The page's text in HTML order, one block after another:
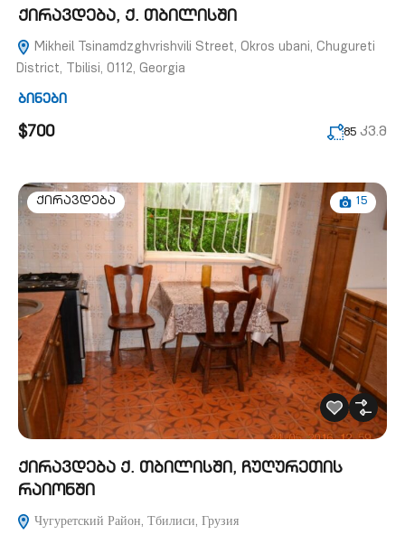
ქირავდება, ქ. თბილისში
Mikheil Tsinamdzghvrishvili Street, Okros ubani, Chugureti
District, Tbilisi, 0112, Georgia
ბინები
$700 85 კვ.მ
ქირავდება 15
ქირავდება ქ. თბილისში, ჩუღურეთის
რაიონში
Чугуретский Район, Тбилиси, Грузия